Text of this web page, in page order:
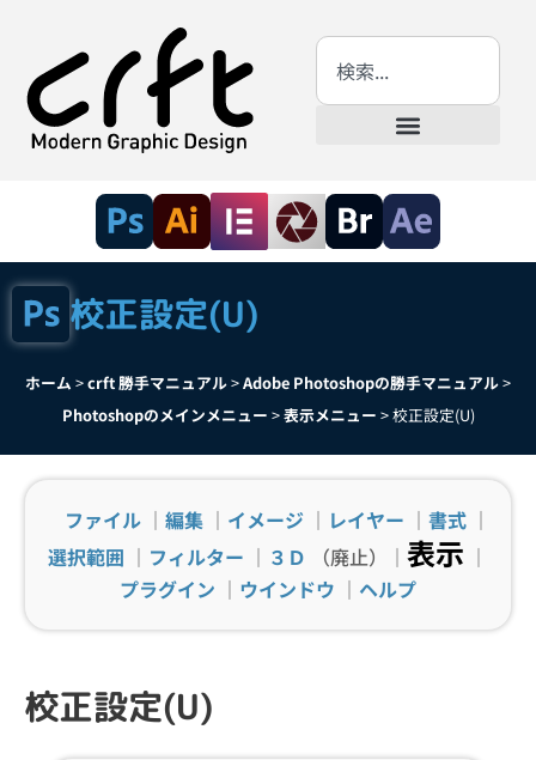
校正設定(U)
ホーム >crft 勝手マニュアル>Adobe Photoshopの勝手マニュアル>
Photoshopのメインメニュー >表示メニュー >校正設定(U)
ファイル ｜ 編集 ｜ イメージ ｜ レイヤー ｜ 書式 ｜
選択範囲 ｜ フィルター ｜ ３Ｄ （廃止）｜ 表示 ｜
プラグイン ｜ ウインドウ ｜ ヘルプ
校正設定(U)